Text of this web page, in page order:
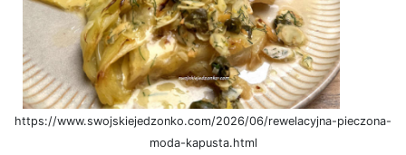
https://www.swojskiejedzonko.com/2026/06/rewelacyjna-pieczona-
moda-kapusta.html